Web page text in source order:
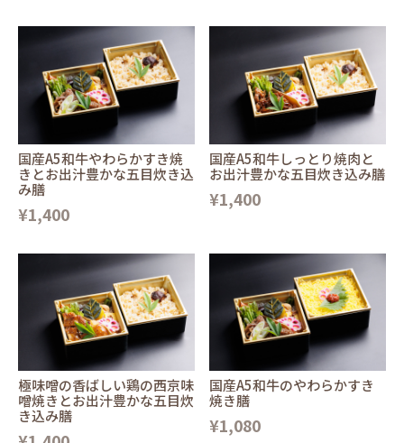
国産A5和牛やわらかすき焼
きとお出汁豊かな五目炊き込
み膳
¥1,400
国産A5和牛しっとり焼肉と
お出汁豊かな五目炊き込み膳
¥1,400
極味噌の香ばしい鶏の西京味
噌焼きとお出汁豊かな五目炊
き込み膳
国産A5和牛のやわらかすき
焼き膳
¥1,080